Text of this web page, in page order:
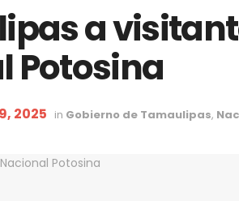
a
Potosina
2025 in Gobierno de Tamaulipas,